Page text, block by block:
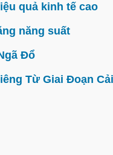
quả kinh tế cao
năng suất
Đổ
Từ Giai Đoạn